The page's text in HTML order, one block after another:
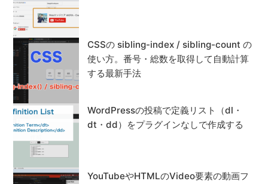
CSSの sibling-index / sibling-count の
使い方。番号・総数を取得して自動計算
する最新手法
WordPressの投稿で定義リスト（dl・
dt・dd）をプラグインなしで作成する
YouTubeやHTMLのVideo要素の動画フ